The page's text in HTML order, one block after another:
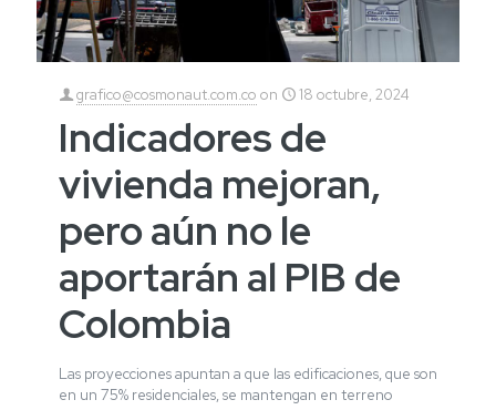
grafico@cosmonaut.com.co on 18 octubre, 2024
Indicadores de
vivienda mejoran,
pero aún no le
aportarán al PIB de
Colombia
Las proyecciones apuntan a que las edificaciones, que son
en un 75% residenciales, se mantengan en terreno